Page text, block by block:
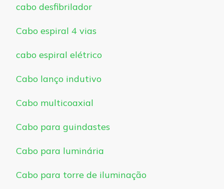
cabo desfibrilador
Cabo espiral 4 vias
cabo espiral elétrico
Cabo lanço indutivo
Cabo multicoaxial
Cabo para guindastes
Cabo para luminária
Cabo para torre de iluminação